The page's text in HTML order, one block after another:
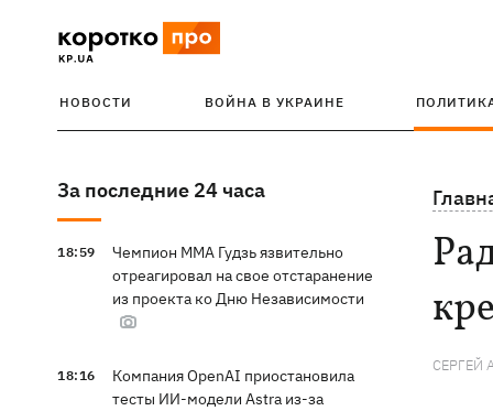
НОВОСТИ ВОЙНА В УКРАИНЕ
За последние 24 часа
18:59
Чемпион ММА Гудзь язвительно
отреагировал на свое отстаранение
из проекта ко Дню Независимости
18:16
Компания OpenAI приостановила
тесты ИИ-модели Astra из-за
СЕРГЕЙ